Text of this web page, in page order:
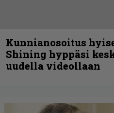
Kunnianosoitus
Shining hyppäsi
uudella videollaan